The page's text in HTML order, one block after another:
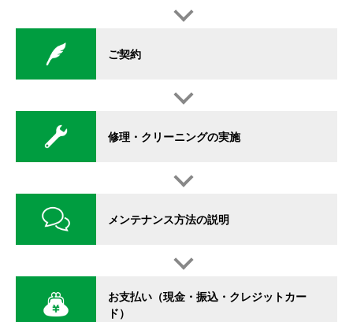
ご契約
修理・クリーニングの実施
メンテナンス方法の説明
お支払い（現金・振込・クレジットカー
ド）